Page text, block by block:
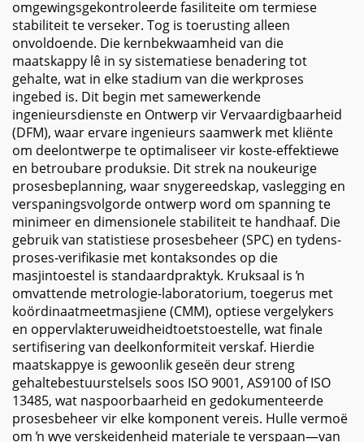
omgewingsgekontroleerde fasiliteite om termiese
stabiliteit te verseker. Tog is toerusting alleen
onvoldoende. Die kernbekwaamheid van die
maatskappy lê in sy sistematiese benadering tot
gehalte, wat in elke stadium van die werkproses
ingebed is. Dit begin met samewerkende
ingenieursdienste en Ontwerp vir Vervaardigbaarheid
(DFM), waar ervare ingenieurs saamwerk met kliënte
om deelontwerpe te optimaliseer vir koste-effektiewe
en betroubare produksie. Dit strek na noukeurige
prosesbeplanning, waar snygereedskap, vaslegging en
verspaningsvolgorde ontwerp word om spanning te
minimeer en dimensionele stabiliteit te handhaaf. Die
gebruik van statistiese prosesbeheer (SPC) en tydens-
proses-verifikasie met kontaksondes op die
masjintoestel is standaardpraktyk. Kruksaal is ŉ
omvattende metrologie-laboratorium, toegerus met
koördinaatmeetmasjiene (CMM), optiese vergelykers
en oppervlakteruweidheidtoetstoestelle, wat finale
sertifisering van deelkonformiteit verskaf. Hierdie
maatskappye is gewoonlik geseën deur streng
gehaltebestuurstelsels soos ISO 9001, AS9100 of ISO
13485, wat naspoorbaarheid en gedokumenteerde
prosesbeheer vir elke komponent vereis. Hulle vermoë
om ŉ wye verskeidenheid materiale te verspaan—van